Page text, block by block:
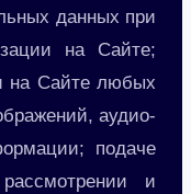
данных при
на Сайте;
на Сайте любых
аудио-
подаче
и